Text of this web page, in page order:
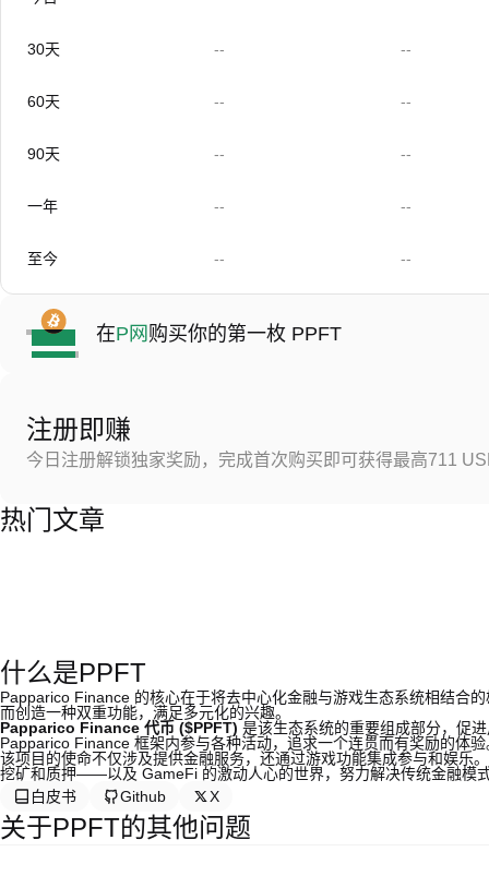
30天 -- --
60天 -- --
90天 -- --
一年 -- --
至今 -- --
在P网 购买你的第一枚 PPFT
注册即赚
今日注册解锁独家奖励，完成首次购买即可获得最高711
热门文章
什么是PPFT
Papparico Finance 的核心在于将去中心化金融与游戏生态系统相结合
而创造一种双重功能，满足多元化的兴趣。
Papparico Finance 代币 ($PPFT) 是该生态系统的重要组成部分，促
Papparico Finance 框架内参与各种活动，追求一个连贯而有奖励的体验
该项目的使命不仅涉及提供金融服务，还通过游戏功能集成参与和娱
挖矿和质押——以及 GameFi 的激动人心的世界，努力解决传统金融模
白皮书
Github X
关于PPFT的其他问题